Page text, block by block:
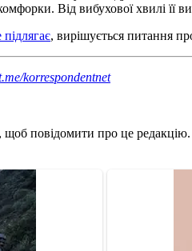
комфорки. Від вибухової
, вирішується питання
korrespondentnet
щоб повідомити про це редакцію.